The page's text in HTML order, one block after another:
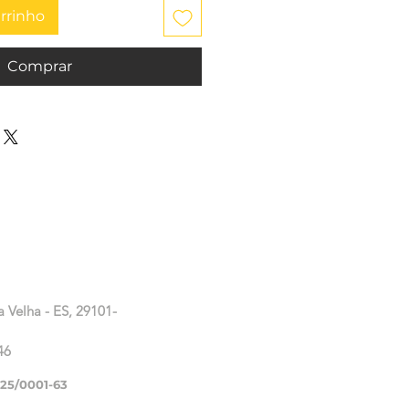
Comprar
- ES, 29101-
0001-63